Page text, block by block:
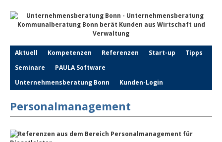
Aktuell Kompetenzen Referenzen Start-up
Tipps
Seminare
PAULA Software
Unternehmensberatung Bonn
Kunden-Login
Personalmanagement